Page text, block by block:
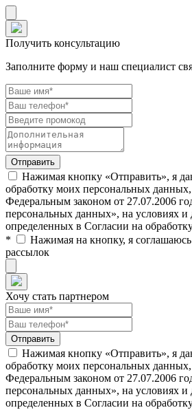
Получить консультацию
Заполните форму и наш специалист
Нажимая кнопку «Отправить», я
обработку моих персональных данных,
Федеральным законом от 27.07.2006
персональных данных», на условиях и
определенных в Согласии на
*
Нажимая на кнопку, я
рассылок
Хочу стать партнером
Нажимая кнопку «Отправить», я
обработку моих персональных данных,
Федеральным законом от 27.07.2006
персональных данных», на условиях и
определенных в Согласии на